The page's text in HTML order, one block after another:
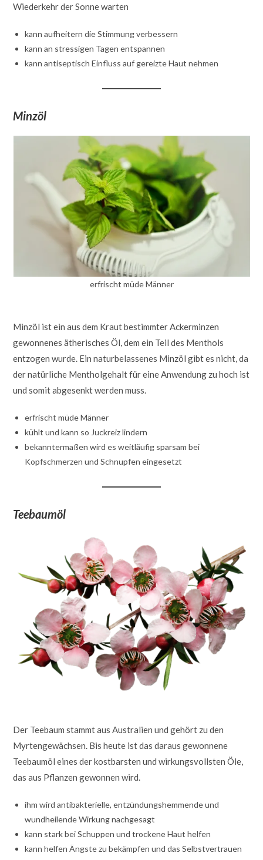
Wiederkehr der Sonne warten
kann aufheitern die Stimmung verbessern
kann an stressigen Tagen entspannen
kann antiseptisch Einfluss auf gereizte Haut nehmen
Minzöl
erfrischt müde Männer
Minzöl ist ein aus dem Kraut bestimmter Ackerminzen
gewonnenes ätherisches Öl, dem ein Teil des Menthols
entzogen wurde. Ein naturbelassenes Minzöl gibt es nicht, da
der natürliche Mentholgehalt für eine Anwendung zu hoch ist
und somit abgesenkt werden muss.
erfrischt müde Männer
kühlt und kann so Juckreiz lindern
bekanntermaßen wird es weitläufig sparsam bei
Kopfschmerzen und Schnupfen eingesetzt
Teebaumöl
Der Teebaum stammt aus Australien und gehört zu den
Myrtengewächsen. Bis heute ist das daraus gewonnene
Teebaumöl eines der kostbarsten und wirkungsvollsten Öle,
das aus Pflanzen gewonnen wird.
ihm wird antibakterielle, entzündungshemmende und
wundheilende Wirkung nachgesagt
kann stark bei Schuppen und trockene Haut helfen
kann helfen Ängste zu bekämpfen und das Selbstvertrauen